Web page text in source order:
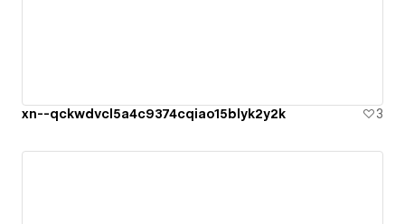
xn--qckwdvcl5a4c9374cqiao15blyk2y2k 3